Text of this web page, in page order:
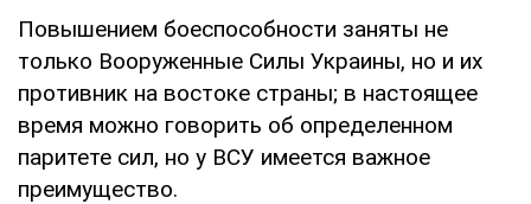
Повышением боеспособности заняты не
только Вооруженные Силы Украины, но и их
противник на востоке страны; в настоящее
время можно говорить об определенном
паритете сил, но у ВСУ имеется важное
преимущество.